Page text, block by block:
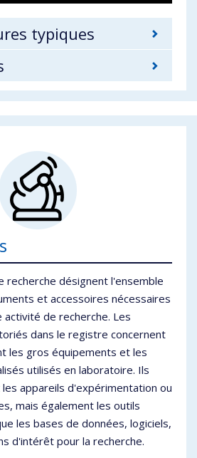
typiques
recherche désignent l'ensemble
et accessoires nécessaires
activité de recherche. Les
dans le registre concernent
les gros équipements et les
utilisés en laboratoire. Ils
appareils d'expérimentation ou
mais également les outils
les bases de données, logiciels,
d'intérêt pour la recherche.